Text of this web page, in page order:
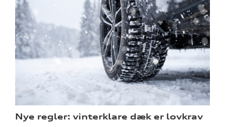
Nye regler: vinterklare dæk er lovkrav